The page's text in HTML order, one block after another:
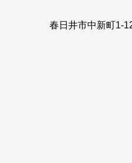
春日井市中新町1-